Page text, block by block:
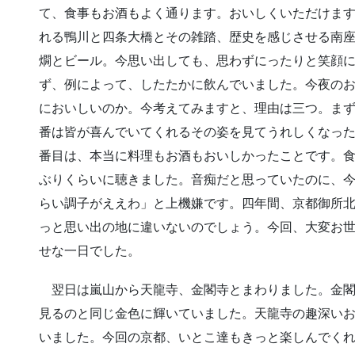
て、食事もお酒もよく通ります。おいしくいただけま
れる鴨川と四条大橋とその雑踏、歴史を感じさせる南
燗とビール。今思い出しても、思わずにったりと笑顔
ず、例によって、したたかに飲んでいました。今夜の
においしいのか。今考えてみますと、理由は三つ。ま
番は皆が喜んでいてくれるその姿を見てうれしくなっ
番目は、本当に料理もお酒もおいしかったことです。
ぶりくらいに聴きました。音痴だと思っていたのに、
らい調子がええわ」と上機嫌です。四年間、京都御所
っと思い出の地に違いないのでしょう。今回、大変お
せな一日でした。
翌日は嵐山から天龍寺、金閣寺とまわりました。金
見るのと同じ金色に輝いていました。天龍寺の趣深い
いました。今回の京都、いとこ達もきっと楽しんでく